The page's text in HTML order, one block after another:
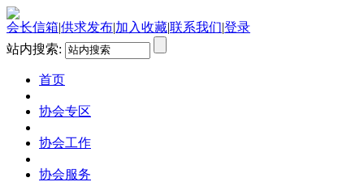
会长信箱|供求发布|加入收藏|联系我们|登录
站内搜索:
首页
协会专区
协会工作
协会服务